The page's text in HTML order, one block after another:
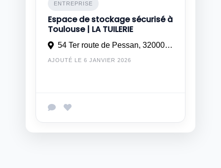
ENTREPRISE
Espace de stockage sécurisé à
Toulouse | LA TUILERIE
54 Ter route de Pessan, 32000 Auch
AJOUTÉ LE 6 JANVIER 2026